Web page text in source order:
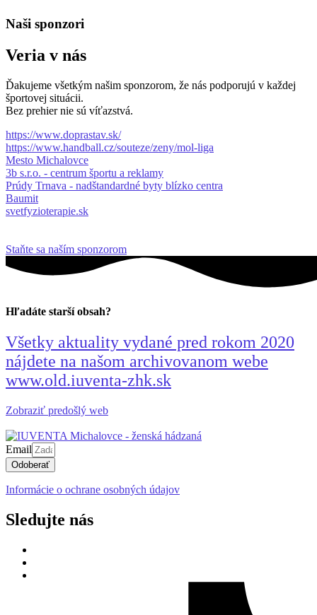
Naši sponzori
Veria v nás
Ďakujeme všetkým našim sponzorom, že nás podporujú v každej
športovej situácii.
Bez prehier nie sú víťazstvá.
https://www.doprastav.sk/
https://www.handball.cz/souteze/zeny/mol-liga
Mesto Michalovce
3b s.r.o. - centrum športu a reklamy
Prúdy Trnava - nadštandardné byty blízko centra
Baumit
svetfyzioterapie.sk
Staňte sa naším sponzorom
Hľadáte starší obsah?
Všetky aktuality vydané pred rokom 2020
nájdete na našom archivovanom webe
www.old.iuventa-zhk.sk
Zobraziť predošlý web
Email
Odoberať
Informácie o ochrane osobných údajov
Sledujte nás